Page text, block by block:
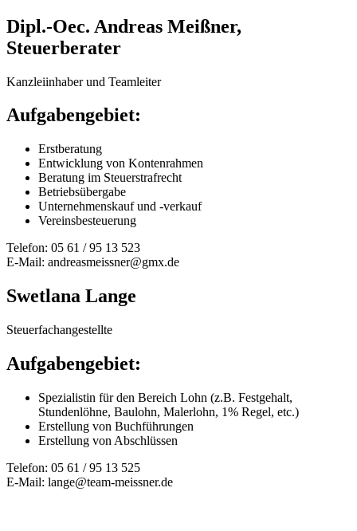
Dipl.-Oec. Andreas Meißner,
Steuerberater
Kanzleiinhaber und Teamleiter
Aufgabengebiet:
Erstberatung
Entwicklung von Kontenrahmen
Beratung im Steuerstrafrecht
Betriebsübergabe
Unternehmenskauf und -verkauf
Vereinsbesteuerung
Telefon: 05 61 / 95 13 523
E-Mail: andreasmeissner@gmx.de
Swetlana Lange
Steuerfachangestellte
Aufgabengebiet:
Spezialistin für den Bereich Lohn (z.B. Festgehalt,
Stundenlöhne, Baulohn, Malerlohn, 1% Regel, etc.)
Erstellung von Buchführungen
Erstellung von Abschlüssen
Telefon: 05 61 / 95 13 525
E-Mail: lange@team-meissner.de